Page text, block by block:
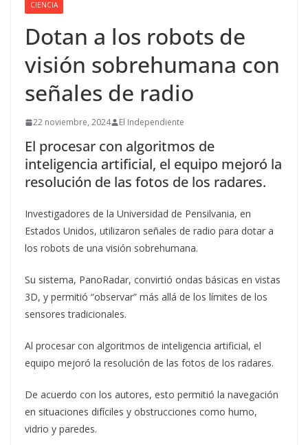
CIENCIA
Dotan a los robots de
visión sobrehumana con
señales de radio
22 noviembre, 2024 El Independiente
El procesar con algoritmos de
inteligencia artificial, el equipo mejoró la
resolución de las fotos de los radares.
Investigadores de la Universidad de Pensilvania, en
Estados Unidos, utilizaron señales de radio para dotar a
los robots de una visión sobrehumana.
Su sistema, PanoRadar, convirtió ondas básicas en vistas
3D, y permitió “observar” más allá de los límites de los
sensores tradicionales.
Al procesar con algoritmos de inteligencia artificial, el
equipo mejoró la resolución de las fotos de los radares.
De acuerdo con los autores, esto permitió la navegación
en situaciones difíciles y obstrucciones como humo,
vidrio y paredes.